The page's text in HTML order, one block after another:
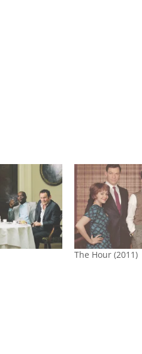
The Hour (2011)